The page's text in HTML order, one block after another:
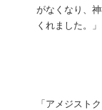
がなくなり、
くれました。」
「アメジスト